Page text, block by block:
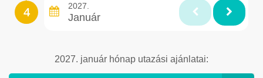
2027.
Január
2027. január hónap utazási ajánlatai: